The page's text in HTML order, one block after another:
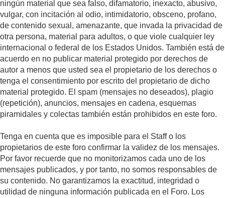
ningún material que sea falso, difamatorio, inexacto, abusivo,
vulgar, con incitación al odio, intimidatorio, obsceno, profano,
de contenido sexual, amenazante, que invada la privacidad de
otra persona, material para adultos, o que viole cualquier ley
internacional o federal de los Estados Unidos. También está de
acuerdo en no publicar material protegido por derechos de
autor a menos que usted sea el propietario de los derechos o
tenga el consentimiento por escrito del propietario de dicho
material protegido. El spam (mensajes no deseados), plagio
(repetición), anuncios, mensajes en cadena, esquemas
piramidales y colectas también están prohibidos en este foro.
Tenga en cuenta que es imposible para el Staff o los
propietarios de este foro confirmar la validez de los mensajes.
Por favor recuerde que no monitorizamos cada uno de los
mensajes publicados, y por tanto, no somos responsables de
su contenido. No garantizamos la exactitud, integridad o
utilidad de ninguna información publicada en el Foro. Los